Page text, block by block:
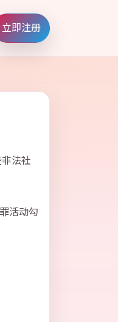
立即注册
法社
活动勾